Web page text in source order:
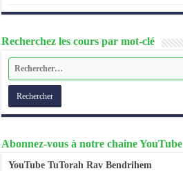
Recherchez les cours par mot-clé
Abonnez-vous à notre chaine YouTube
YouTube TuTorah Rav Bendrihem